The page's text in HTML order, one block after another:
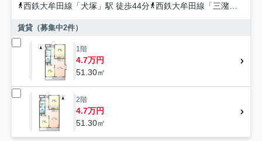
西鉄大牟田線 「犬塚 」駅 徒歩44分 西鉄大牟田線 「三潴
賃貸（募集中2件）
1階
4.7万円
51.30㎡
2階
4.7万円
51.30㎡